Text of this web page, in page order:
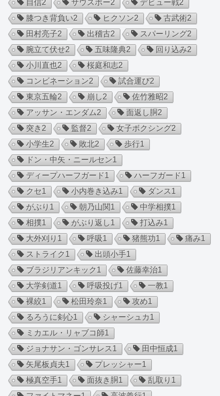
自信2 サウスポー2 デビュー戦2
膝つき背負い2 ヒクソン2 古武術2
田村亮子2 出稽古2 スパーリング2
腕立て伏せ2 五味隆典2 回り込み2
小川直也2 桜庭和志2
コンビネーション2 試合運び2
東京五輪2 崩し2 佐竹雅昭2
アッサン・エンダム2 面返し胴2
突き2 監督2 女子ボクシング2
小学生2 敗北2 歩行1
ドン・中矢・ニールセン1
ディープハーフガード1 ハーフガード1
クセ1 小内巻き込み1 ダンス1
がぶり 1 朝乃山関1 中学相撲1
相撲1 がぶり返し1 打込み1
大外刈り 1 呼吸1 猪熊功1 痛み1
ストライク1 出頭小手1
ブラジリアンキック1 佐藤幸治1
大学剣道1 呼吸投げ1 一教1
裸絞1 松田玲奈1 攻め1
るろうに剣心1 シャーシュカ1
ミカエル・リャブコ師1
ジョナサン・ゴンサレス1 田中恒成1
矢尾板貞夫1 プレッシャー1
極真空手1 面抜き胴1 乱取り 1